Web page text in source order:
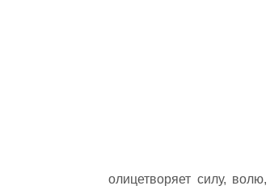
олицетворяет силу,